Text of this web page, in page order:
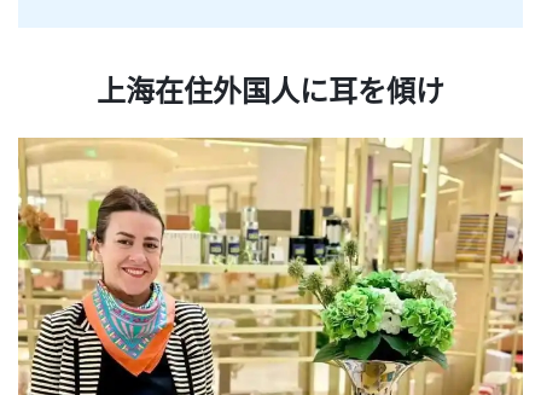
上海在住外国人に耳を傾け